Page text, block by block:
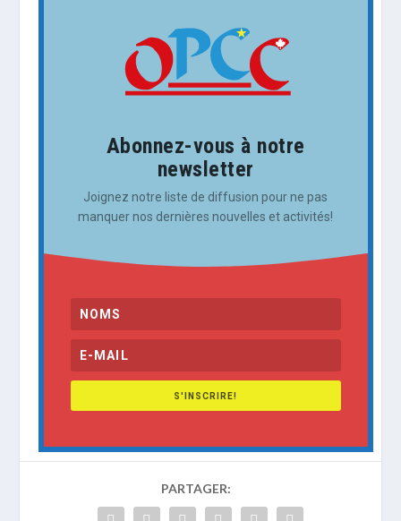
Abonnez-vous à notre
newsletter
Joignez notre liste de diffusion pour ne pas
manquer nos dernières nouvelles et activités!
S'INSCRIRE!
PARTAGER: